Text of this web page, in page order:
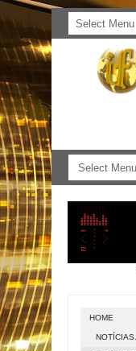
HOME
NOTÍCIAS.